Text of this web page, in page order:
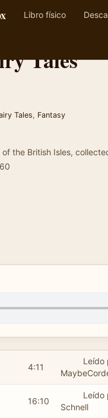
Libro físico
Tales
Tales, Fantasy
the British Isles,
4:11
Leído
16:10
Leído
Schnell